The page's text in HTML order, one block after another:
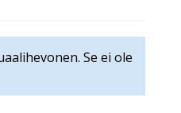
Se ei ole